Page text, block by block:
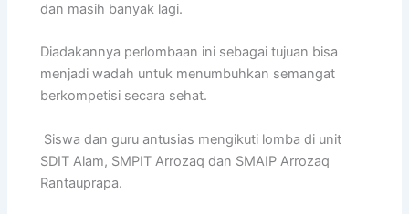
dan masih banyak lagi.
Diadakannya perlombaan ini sebagai tujuan bisa
menjadi wadah untuk menumbuhkan semangat
berkompetisi secara sehat.
Siswa dan guru antusias mengikuti lomba di unit
SDIT Alam, SMPIT Arrozaq dan SMAIP Arrozaq
Rantauprapa.